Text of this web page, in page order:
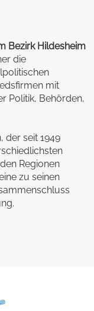
Bezirk Hildesheim
die
mit
Politik, Behörden,
der seit 1949
Regionen
zu seinen